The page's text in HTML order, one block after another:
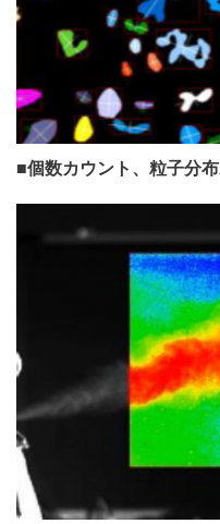
■個数カウント、粒子分布